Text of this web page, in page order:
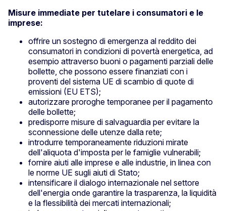
Misure immediate per tutelare i consumatori e le
imprese:
offrire un sostegno di emergenza al reddito dei
consumatori in condizioni di povertà energetica, ad
esempio attraverso buoni o pagamenti parziali delle
bollette, che possono essere finanziati con i
proventi del sistema UE di scambio di quote di
emissioni (EU ETS);
autorizzare proroghe temporanee per il pagamento
delle bollette;
predisporre misure di salvaguardia per evitare la
sconnessione delle utenze dalla rete;
introdurre temporaneamente riduzioni mirate
dell'aliquota d'imposta per le famiglie vulnerabili;
fornire aiuti alle imprese e alle industrie, in linea con
le norme UE sugli aiuti di Stato;
intensificare il dialogo internazionale nel settore
dell'energia onde garantire la trasparenza, la liquidità
e la flessibilità dei mercati internazionali;